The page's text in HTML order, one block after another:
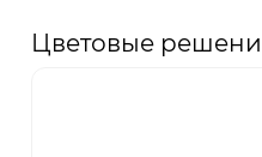
Цветовые